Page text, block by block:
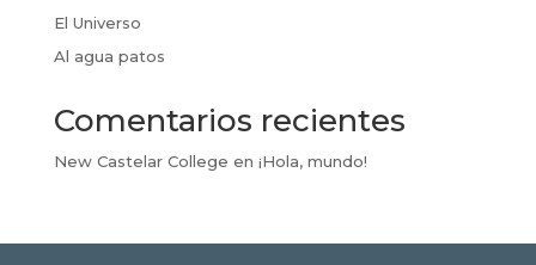
El Universo
Al agua patos
Comentarios recientes
New Castelar College en ¡Hola, mundo!